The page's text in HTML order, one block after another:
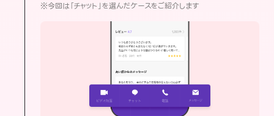
※今回は「チャット」を選んだケースをご紹介します